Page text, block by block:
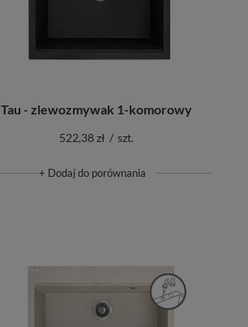
Tau - zlewozmywak 1-komorowy
522,38 zł / szt.
+ Dodaj do porównania